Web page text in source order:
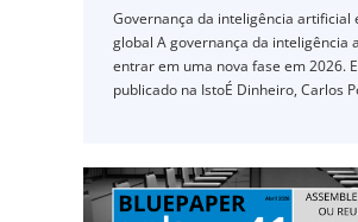
Governança da inteligência artificial
global A governança da inteligência
entrar em uma nova fase em 2026.
publicado na IstoÉ Dinheiro, Carlos